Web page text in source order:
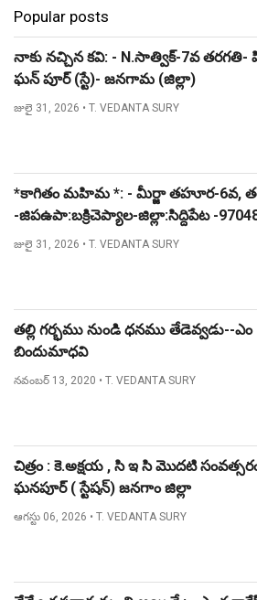
Popular posts
నాకు నచ్చిన కవి: - N.సాత్విక్-7వ తరగతి-
ఘన్ పూర్ (స్టే)- జనగామ (జిల్లా)
జులై 31, 2026 • T. VEDANTA SURY
*కాగితం మహిమ *: - మీర్జా తహూర-6వ,
-జిపఉపా:బక్రిచెప్యాల-జిల్లా:సిద్దిపేట -
జులై 31, 2026 • T. VEDANTA SURY
తల్లి గర్భము నుండి ధనము తేడెవ్వడు--ఎం
బిందుమాధవి
నవంబర్ 13, 2020 • T. VEDANTA SURY
చిత్రం : కె.అక్షయ , సి ఇ సి మొదటి
ఘనపూర్ ( స్టేషన్) జనగాం జిల్లా
ఆగస్టు 06, 2026 • T. VEDANTA SURY